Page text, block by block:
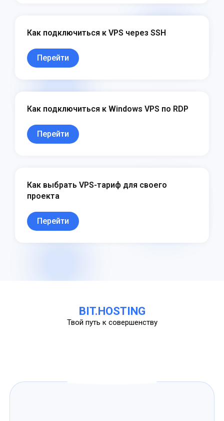
Как подключиться к VPS через SSH
Перейти
Как подключиться к Windows VPS по RDP
Перейти
Как выбрать VPS-тариф для своего
проекта
Перейти
BIT.HOSTING
Твой путь к совершенству